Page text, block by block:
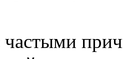
частыми